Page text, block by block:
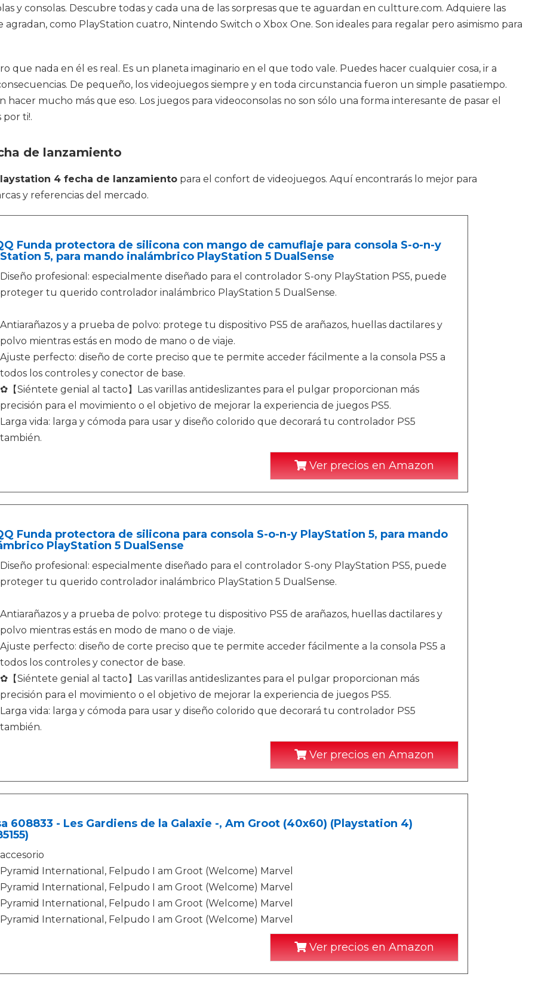
y consolas. Descubre todas y cada una de las sorpresas que te aguardan en cultture.com. Adquiere las
como PlayStation cuatro, Nintendo Switch o Xbox One. Son ideales para regalar pero asimismo para
que nada en él es real. Es un planeta imaginario en el que todo vale. Puedes hacer cualquier cosa, ir a
De pequeño, los videojuegos siempre y en toda circunstancia fueron un simple pasatiempo.
mucho más que eso. Los juegos para videoconsolas no son sólo una forma interesante de pasar el
por ti!.
de lanzamiento
4 fecha de lanzamiento para el confort de videojuegos. Aquí encontrarás lo mejor para
y referencias del mercado.
Funda protectora de silicona con mango de camuflaje para consola S-o-n-y
5, para mando inalámbrico PlayStation 5 DualSense
Diseño profesional: especialmente diseñado para el controlador S-ony PlayStation PS5, puede
proteger tu querido controlador inalámbrico PlayStation 5 DualSense.
Antiarañazos y a prueba de polvo: protege tu dispositivo PS5 de arañazos, huellas dactilares y
polvo mientras estás en modo de mano o de viaje.
Ajuste perfecto: diseño de corte preciso que te permite acceder fácilmente a la consola PS5 a
todos los controles y conector de base.
✿【Siéntete genial al tacto】Las varillas antideslizantes para el pulgar proporcionan más
precisión para el movimiento o el objetivo de mejorar la experiencia de juegos PS5.
Larga vida: larga y cómoda para usar y diseño colorido que decorará tu controlador PS5
también.
Ver precios en Amazon
Funda protectora de silicona para consola S-o-n-y PlayStation 5, para mando
PlayStation 5 DualSense
Diseño profesional: especialmente diseñado para el controlador S-ony PlayStation PS5, puede
proteger tu querido controlador inalámbrico PlayStation 5 DualSense.
Antiarañazos y a prueba de polvo: protege tu dispositivo PS5 de arañazos, huellas dactilares y
polvo mientras estás en modo de mano o de viaje.
Ajuste perfecto: diseño de corte preciso que te permite acceder fácilmente a la consola PS5 a
todos los controles y conector de base.
✿【Siéntete genial al tacto】Las varillas antideslizantes para el pulgar proporcionan más
precisión para el movimiento o el objetivo de mejorar la experiencia de juegos PS5.
Larga vida: larga y cómoda para usar y diseño colorido que decorará tu controlador PS5
también.
Ver precios en Amazon
608833 - Les Gardiens de la Galaxie -, Am Groot (40x60) (Playstation 4)
accesorio
Pyramid International, Felpudo I am Groot (Welcome) Marvel
Pyramid International, Felpudo I am Groot (Welcome) Marvel
Pyramid International, Felpudo I am Groot (Welcome) Marvel
Pyramid International, Felpudo I am Groot (Welcome) Marvel
Ver precios en Amazon